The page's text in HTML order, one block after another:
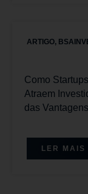
ARTIGO,
Como
Atraem
das
LER MAIS